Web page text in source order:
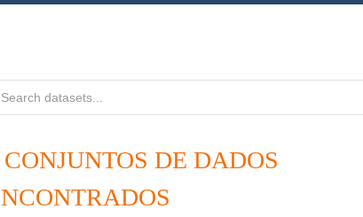
CONJUNTOS DE DADOS